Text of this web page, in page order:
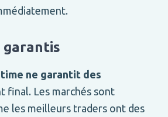
garantis
ne garantit des
final. Les marchés sont
les meilleurs traders ont des